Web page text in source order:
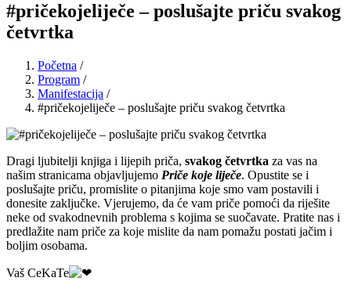
#pričekojeliječe – poslušajte priču svakog
četvrtka
Početna /
Program /
Manifestacija /
#pričekojeliječe – poslušajte priču svakog četvrtka
Dragi ljubitelji knjiga i lijepih priča, svakog četvrtka za vas na
našim stranicama objavljujemo Priče koje liječe. Opustite se i
poslušajte priču, promislite o pitanjima koje smo vam postavili i
donesite zaključke. Vjerujemo, da će vam priče pomoći da riješite
neke od svakodnevnih problema s kojima se suočavate. Pratite nas i
predlažite nam priče za koje mislite da nam pomažu postati jačim i
boljim osobama.
Vaš CeKaTe